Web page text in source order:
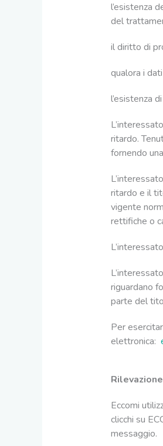
l’esistenza
del
il diritto di
qualora i
l’esistenza
ritardo.
fornendo
ritardo e il
vigente
rettifiche o
riguardano
parte del
Per
elettronica:
Eccomi
clicchi su
messaggio.